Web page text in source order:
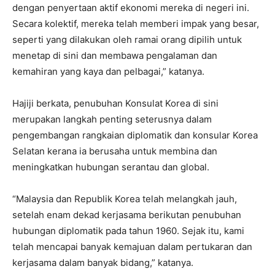
dengan penyertaan aktif ekonomi mereka di negeri ini.
Secara kolektif, mereka telah memberi impak yang besar,
seperti yang dilakukan oleh ramai orang dipilih untuk
menetap di sini dan membawa pengalaman dan
kemahiran yang kaya dan pelbagai,” katanya.
Hajiji berkata, penubuhan Konsulat Korea di sini
merupakan langkah penting seterusnya dalam
pengembangan rangkaian diplomatik dan konsular Korea
Selatan kerana ia berusaha untuk membina dan
meningkatkan hubungan serantau dan global.
“Malaysia dan Republik Korea telah melangkah jauh,
setelah enam dekad kerjasama berikutan penubuhan
hubungan diplomatik pada tahun 1960. Sejak itu, kami
telah mencapai banyak kemajuan dalam pertukaran dan
kerjasama dalam banyak bidang,” katanya.